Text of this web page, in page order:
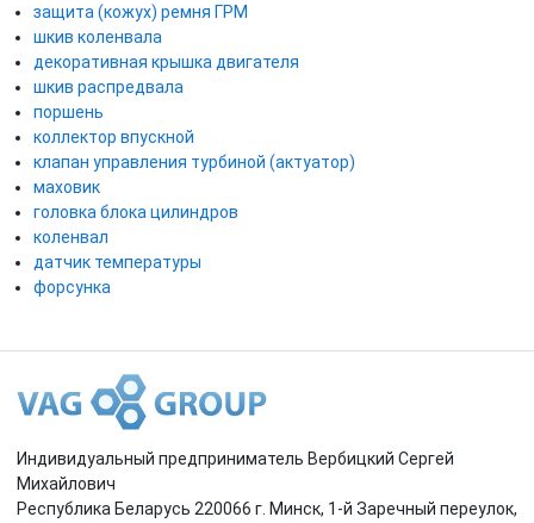
защита (кожух) ремня ГРМ
шкив коленвала
декоративная крышка двигателя
шкив распредвала
поршень
коллектор впускной
клапан управления турбиной (актуатор)
маховик
головка блока цилиндров
коленвал
датчик температуры
форсунка
Индивидуальный предприниматель Вербицкий Сергей
Михайлович
Республика Беларусь 220066 г. Минск, 1-й Заречный переулок,